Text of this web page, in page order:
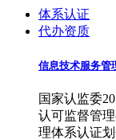
体系认证
代办资质
信息技术服务管
国家认监委
认可监督管
理体系认证